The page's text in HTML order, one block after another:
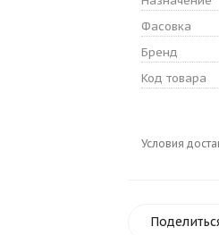
Фасовка
Бренд
Код товара
Условия